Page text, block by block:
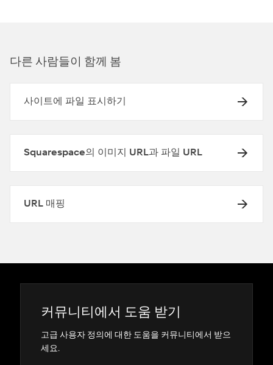
다른 사람들이 함께 봄
사이트에 파일 표시하기
Squarespace의 이미지 URL과 파일 URL
URL 매핑
커뮤니티에서 도움 받기
고급 사용자 정의에 대한 도움을 커뮤니티에서 받으
세요.